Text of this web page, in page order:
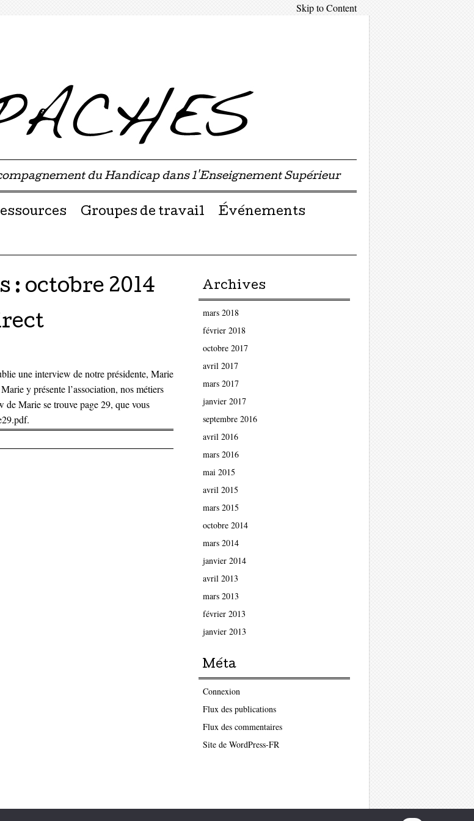
Skip to Content
du Handicap dans l'Enseignement Supérieur
Groupes de travail Événements
: octobre 2014
une interview de notre présidente, Marie
y présente l’association, nos métiers
de Marie se trouve page 29, que vous
.
Archives
mars 2018
février 2018
octobre 2017
avril 2017
mars 2017
janvier 2017
septembre 2016
avril 2016
mars 2016
mai 2015
avril 2015
mars 2015
octobre 2014
mars 2014
janvier 2014
avril 2013
mars 2013
février 2013
janvier 2013
Méta
Connexion
Flux des publications
Flux des commentaires
Site de WordPress-FR